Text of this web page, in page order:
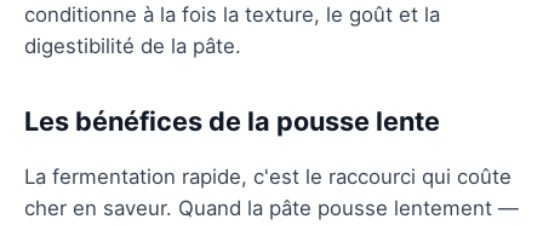
conditionne à la fois la texture, le goût et la
digestibilité de la pâte.
Les bénéfices de la pousse lente
La fermentation rapide, c'est le raccourci qui coûte
cher en saveur. Quand la pâte pousse lentement —